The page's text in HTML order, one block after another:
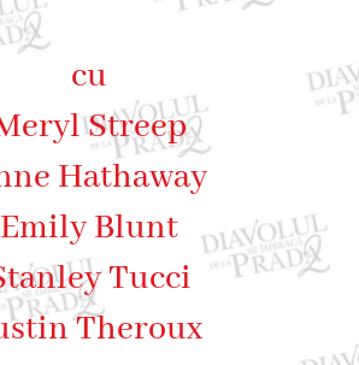
cu
Streep
Hathaway
Emily Blunt
Tucci
Theroux